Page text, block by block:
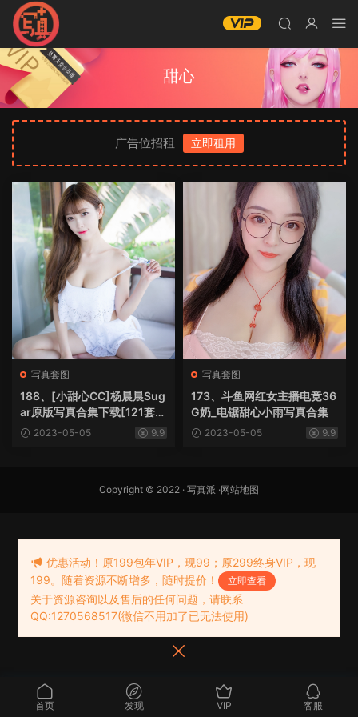
甜心
广告位招租 立即租用
写真套图
188、[小甜心CC]杨晨晨Sug
ar原版写真合集下载[121套2
5.6G]2023-05-05 9.9
写真套图
173、斗鱼网红女主播电竞36
G奶_电锯甜心小雨写真合集
2023-05-05 9.9
Copyright © 2022 · 写真派 ·网站地图
首页 发现 VIP 客服
优惠活动！原199包年VIP，现99；原299终身VIP，现
199。随着资源不断增多，随时提价！
立即查看
关于资源咨询以及售后的任何问题，请联系
QQ:1270568517(微信不用加了已无法使用)